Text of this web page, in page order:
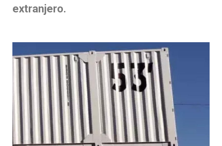
extranjero.